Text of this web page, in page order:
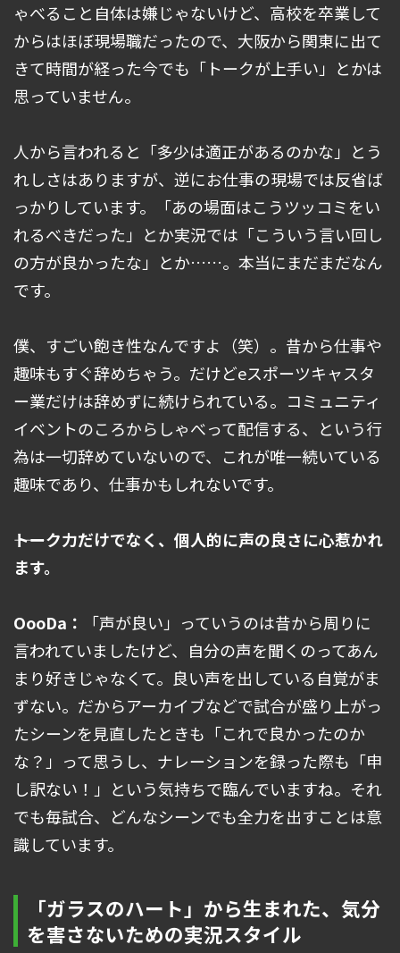
ゃべること自体は嫌じゃないけど、高校を卒業して
からはほぼ現場職だったので、大阪から関東に出て
きて時間が経った今でも「トークが上手い」とかは
思っていません。
人から言われると「多少は適正があるのかな」とう
れしさはありますが、逆にお仕事の現場では反省ば
っかりしています。「あの場面はこうツッコミをい
れるべきだった」とか実況では「こういう言い回し
の方が良かったな」とか……。本当にまだまだなん
です。
僕、すごい飽き性なんですよ（笑）。昔から仕事や
趣味もすぐ辞めちゃう。だけどeスポーツキャスタ
ー業だけは辞めずに続けられている。コミュニティ
イベントのころからしゃべって配信する、という行
為は一切辞めていないので、これが唯一続いている
趣味であり、仕事かもしれないです。
――トーク力だけでなく、個人的に声の良さに心惹かれ
ます。
OooDa：
「声が良い」っていうのは昔から周りに
言われていましたけど、自分の声を聞くのってあん
まり好きじゃなくて。良い声を出している自覚がま
ずない。だからアーカイブなどで試合が盛り上がっ
たシーンを見直したときも「これで良かったのか
な？」って思うし、ナレーションを録った際も「申
し訳ない！」という気持ちで臨んでいますね。それ
でも毎試合、どんなシーンでも全力を出すことは意
識しています。
「ガラスのハート」から生まれた、気分
を害さないための実況スタイル